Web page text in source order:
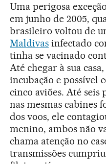
Uma perigosa
em junho de 2005,
brasileiro voltou de
Maldivasinfectado
tinha se vacinado
Até chegar à sua
incubação e possível
cinco aviões. Até seis
nas mesmas cabines
dos voos, ele
menino, ambos não
chama atenção no
transmissões